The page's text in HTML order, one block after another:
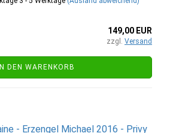
149,00 EUR
zzgl. Versand
IN DEN WARENKORB